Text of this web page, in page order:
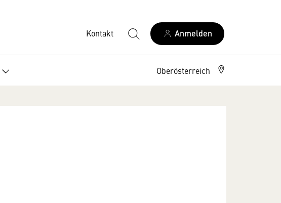
Kontakt Anmelden
Oberösterreich